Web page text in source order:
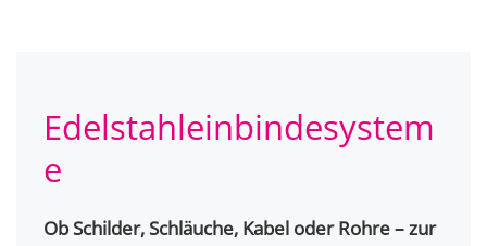
Edelstahleinbindesystem
e
Ob Schilder, Schläuche, Kabel oder Rohre – zur